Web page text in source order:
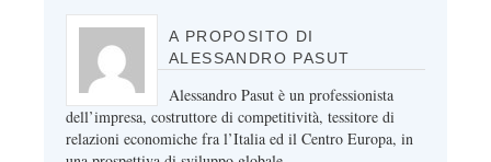
A PROPOSITO DI
ALESSANDRO PASUT
Alessandro Pasut è un professionista
dell’impresa, costruttore di competitività, tessitore di
relazioni economiche fra l’Italia ed il Centro Europa, in